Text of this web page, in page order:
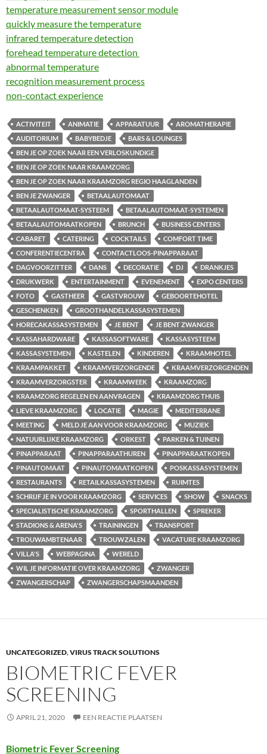
temperature measurement sensor module
quickly measure the temperature
infrared temperature detection
forehead temperature detection
abnormal temperature
recognition measurement process
non-contact experience
ACTIVITEIT ANIMATIE APPARATUUR
AROMATHERAPIE
AUDITORIUM
BABYBEDJE
BARS & LOUNGES
BEN JE OP ZOEK NAAR EEN VERLOSKUNDIGE
BEN JE OP ZOEK NAAR KRAAMZORG
BEN JE OP ZOEK NAAR KRAAMZORG REGIO HAAGLANDEN
BEN JE ZWANGER
BETAALAUTOMAAT
BETAALAUTOMAAT-SYSTEEM
BETAALAUTOMAAT-SYSTEMEN
BETAALAUTOMAATKOPEN
BRUNCH
BUSINESS CENTERS
CABARET
CATERING COCKTAILS
COMFORT TIME
CONFERENTIECENTRA
CONTACTLOOS-PINAPPARAAT
DAGVOORZITTER
DANS DECORATIE DJ
DRANKJES
DRUKWERK
ENTERTAINMENT EVENEMENT
EXPO CENTERS
FOTO
GASTHEER GASTVROUW
GEBOORTEHOTEL
GESCHENKEN
GROOTHANDELKASSASYSTEMEN
HORECAKASSASYSTEMEN
JE BENT
JE BENT ZWANGER
KASSAHARDWARE
KASSASOFTWARE
KASSASYSTEEM
KASSASYSTEMEN
KASTELEN KINDEREN
KRAAMHOTEL
KRAAMPAKKET
KRAAMVERZORGENDE
KRAAMVERZORGENDEN
KRAAMVERZORGSTER
KRAAMWEEK
KRAAMZORG
KRAAMZORG REGELEN EN AANVRAGEN
KRAAMZORG THUIS
LIEVE KRAAMZORG
LOCATIE MAGIE
MEDITERRANE
MEETING
MELD JE AAN VOOR KRAAMZORG
MUZIEK
NATUURLIJKE KRAAMZORG
ORKEST
PARKEN & TUINEN
PINAPPARAAT
PINAPPARAATHUREN
PINAPPARAATKOPEN
PINAUTOMAAT
PINAUTOMAATKOPEN
POSKASSASYSTEMEN
RESTAURANTS
RETAILKASSASYSTEMEN
RUIMTES
SCHRIJF JE IN VOOR KRAAMZORG
SERVICES SHOW
SNACKS
SPECIALISTISCHE KRAAMZORG
SPORTHALLEN
SPREKER
STADIONS & ARENA'S
TRAININGEN
TRANSPORT
TROUWAMBTENAAR
TROUWZALEN
VACATURE KRAAMZORG
VILLA'S
WEBPAGINA
WERELD
WIL JE INFORMATIE OVER KRAAMZORG
ZWANGER
ZWANGERSCHAP
ZWANGERSCHAPSMAANDEN
UNCATEGORIZED,VIRUS TRACK SOLUTIONS
BIOMETRIC FEVER
SCREENING
APRIL 21, 2020 EEN REACTIE PLAATSEN
Biometric Fever Screening